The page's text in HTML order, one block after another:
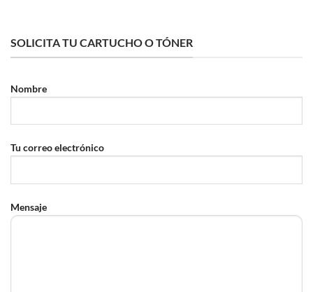
SOLICITA TU CARTUCHO O TÓNER
Nombre
Tu correo electrónico
Mensaje